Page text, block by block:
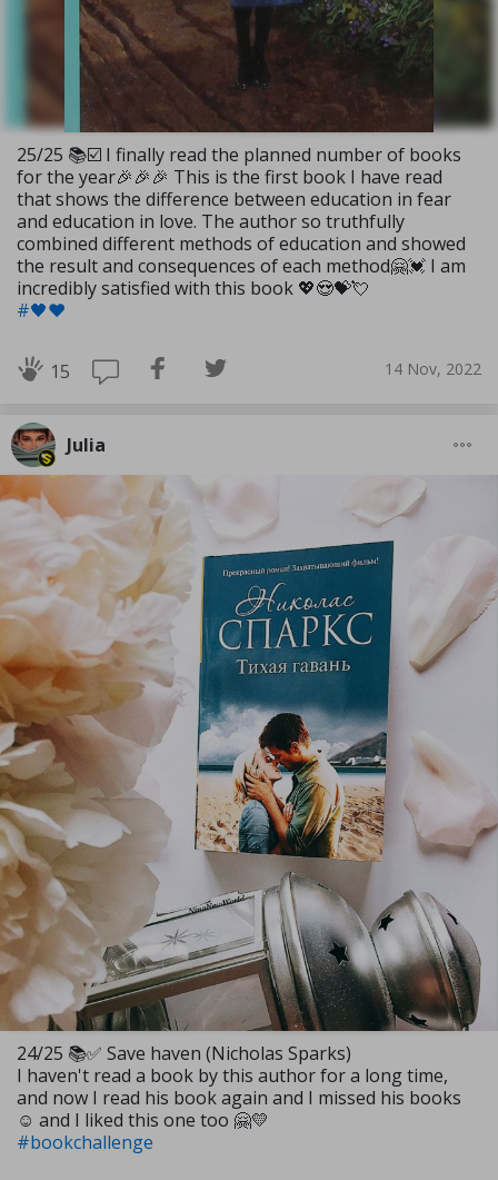
25/25 📚☑️ I finally read the planned number of books
for the year🎉🎉🎉 This is the first book I have read
that shows the difference between education in fear
and education in love. The author so truthfully
combined different methods of education and showed
the result and consequences of each method🤗💓 I am
incredibly satisfied with this book 💖😍💝💘
#🖤❤️
15 14 Nov, 2022
Julia
24/25 📚✅ Save haven (Nicholas Sparks)
I haven't read a book by this author for a long time,
and now I read his book again and I missed his books
☺️ and I liked this one too 🤗💛
#bookchallenge